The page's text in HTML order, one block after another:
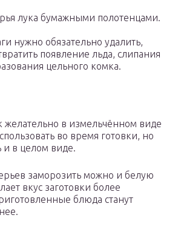
лука бумажными полотенцами.
нужно обязательно удалить,
появление льда, слипания
цельного комка.
желательно в измельчённом виде
во время готовки, но
и в целом виде.
заморозить можно и белую
вкус заготовки более
блюда станут